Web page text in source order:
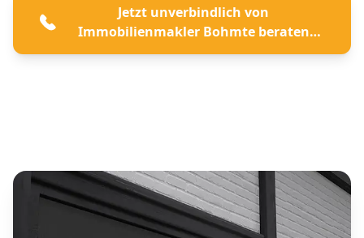
Jetzt unverbindlich von
Immobilienmakler Bohmte beraten
lassen